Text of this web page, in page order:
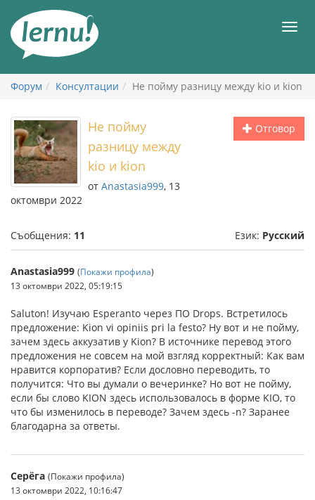
съдържанието
Форум Консултации Не пойму разницу между kio и kion
Отговор
Не пойму
разницу между
kio и kion
от Anastasia999, 13
октомври 2022
Съобщения: 11 Език: Русский
Anastasia999 (Покажи профила)
13 октомври 2022, 05:19:15
Saluton! Изучаю Esperanto через ПО Drops. Встретилось
предложение: Kion vi opiniis pri la festo? Ну вот и не пойму,
зачем здесь аккузатив у Kion? В источнике перевод этого
предложения не совсем на мой взгляд корректный: Как вам
нравится корпоратив? Если дословно переводить, то
получится: Что вы думали о вечеринке? Но вот не пойму,
если бы слово KION здесь использовалось в форме KIO, то
что бы изменилось в переводе? Зачем здесь -n? Заранее
благодарна за ответы.
Серёга (Покажи профила)
13 октомври 2022, 10:16:47